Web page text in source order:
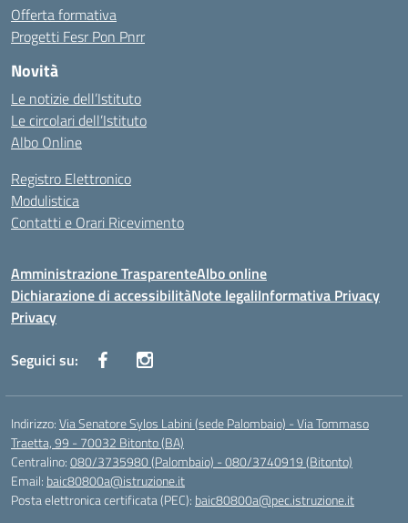
Offerta formativa
Progetti Fesr Pon Pnrr
Novità
Le notizie dell’Istituto
Le circolari dell’Istituto
Albo Online
Registro Elettronico
Modulistica
Contatti e Orari Ricevimento
Amministrazione TrasparenteAlbo online
Dichiarazione di accessibilitàNote legaliInformativa Privacy
Privacy
Seguici su:
Indirizzo:Via Senatore Sylos Labini (sede Palombaio) - Via Tommaso
Traetta, 99 - 70032 Bitonto (BA)
Centralino:080/3735980 (Palombaio) - 080/3740919 (Bitonto)
Email: baic80800a@istruzione.it
Posta elettronica certificata (PEC): baic80800a@pec.istruzione.it